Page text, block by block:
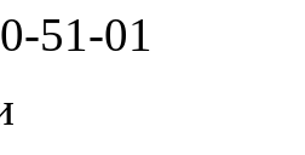
51-01